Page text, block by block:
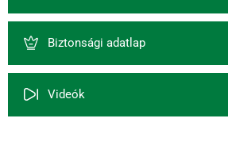
Biztonsági adatlap
Videók